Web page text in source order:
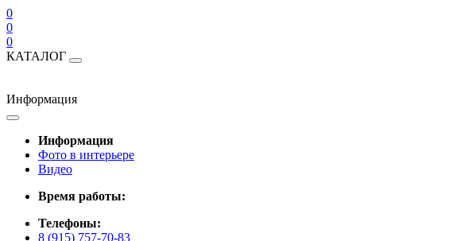
0
0
0
КАТАЛОГ
Информация
Информация
Фото в интерьере
Видео
Время работы:
Телефоны:
8 (915) 757-70-83